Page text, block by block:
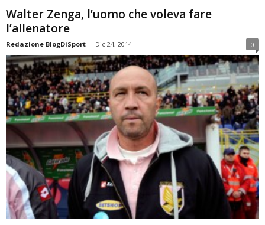
Walter Zenga, l’uomo che voleva fare
l’allenatore
Redazione BlogDiSport - Dic 24, 2014 0